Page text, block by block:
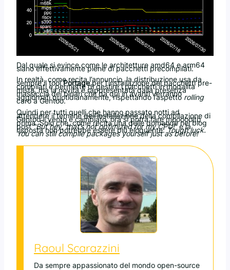
Dal quale si evince come le architetture amd64 e arm64
siano effettivamente piene di pacchetti precompilati.
In realtà, come recita l’annuncio, la distribuzione usa da
sempre il toolPortageper l’installazione dei pacchetti pre-
compilati e permette di gestire i pacchetti in modalità
mista, ma la novità è rappresentata dalla presenza
massiccia dei binari che da qui in avanti verranno
aggiornati quotidianamente, rispettando l’aspetto rolling
caro a Gentoo.
Quindi per tutti quelli che hanno passato notti ad
attendere il terminedell’installazionedella compilazione di
Gentoo il vento è cambiato, ora si potrà fare mooooolto
prima. Solo che, come recita una delle domande nel blog
post “But hey, that’s not optimized for my CPU!” e la
risposta non potrebbe essere più eloquente:Tough luck.
You can still compile packages yourself just as before!
Raoul Scarazzini
Da sempre appassionato del mondo open-source